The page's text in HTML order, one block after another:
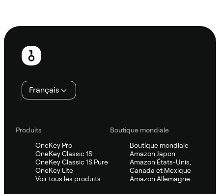
Pied
page
Français
Produits
OneKey Pro
OneKey Classic 1S
OneKey Classic 1S Pure
OneKey Lite
Voir tous les produits
Boutique mondiale
Boutique mondiale
Amazon Japon
Amazon États-Unis,
Canada et Mexique
Amazon Allemagne